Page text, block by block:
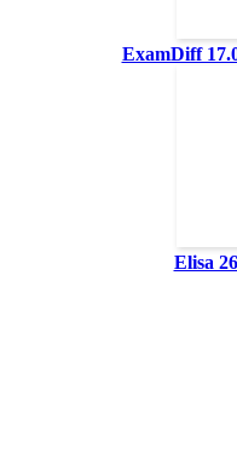
ExamDiff
Elisa